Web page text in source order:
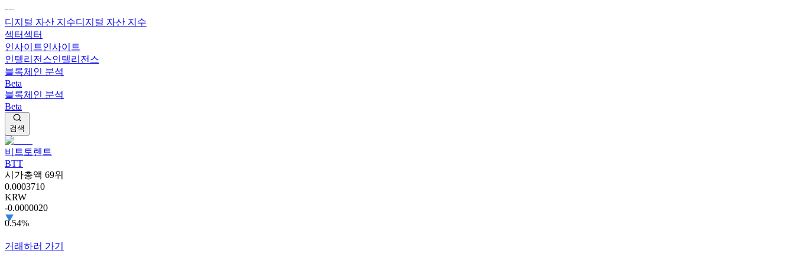
디지털 자산 지수디지털 자산 지수
섹터섹터
인사이트인사이트
인텔리전스인텔리전스
블록체인 분석
Beta
블록체인 분석
Beta
검색
비트토렌트
BTT
시가총액 69위
0.0003710
KRW
-0.0000020
0.54%
거래하러 가기